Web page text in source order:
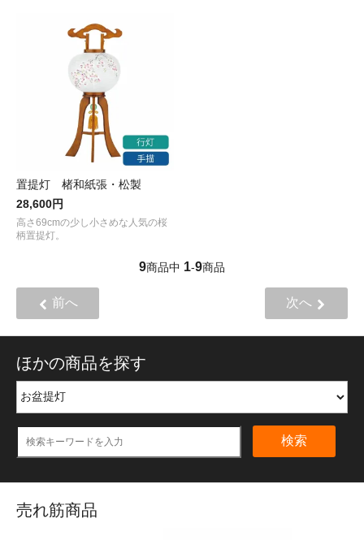
置提灯 楮和紙張・松製
28,600円
高さ69cmの少し小さめな人気の桜
柄置提灯。
9商品中 1-9商品
前へ 次へ
ほかの商品を探す
検索
売れ筋商品